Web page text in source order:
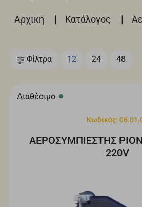
Αρχική | Κατάλογος |
Φίλτρα 12 24 48
Διαθέσιμο
Κωδικός:
ΑΕΡΟΣΥΜΠΙΕΣΤΗΣ
220V